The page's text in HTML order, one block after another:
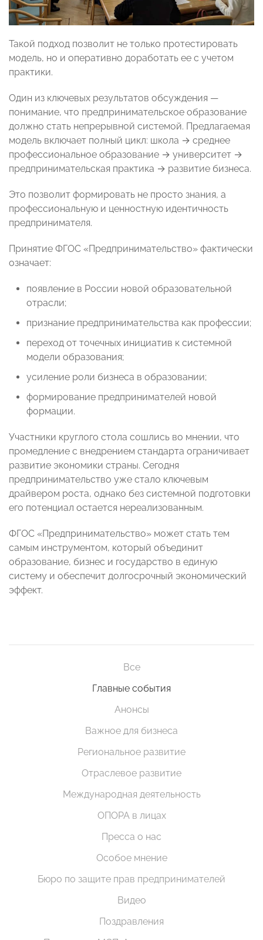
Такой подход позволит не только протестировать
модель, но и оперативно доработать ее с учетом
практики.
Один из ключевых результатов обсуждения —
понимание, что предпринимательское образование
должно стать непрерывной системой. Предлагаемая
модель включает полный цикл: школа → среднее
профессиональное образование → университет →
предпринимательская практика → развитие бизнеса.
Это позволит формировать не просто знания, а
профессиональную и ценностную идентичность
предпринимателя.
Принятие ФГОС «Предпринимательство» фактически
означает:
появление в России новой образовательной
отрасли;
признание предпринимательства как профессии;
переход от точечных инициатив к системной
модели образования;
усиление роли бизнеса в образовании;
формирование предпринимателей новой
формации.
Участники круглого стола сошлись во мнении, что
промедление с внедрением стандарта ограничивает
развитие экономики страны. Сегодня
предпринимательство уже стало ключевым
драйвером роста, однако без системной подготовки
его потенциал остается нереализованным.
ФГОС «Предпринимательство» может стать тем
самым инструментом, который объединит
образование, бизнес и государство в единую
систему и обеспечит долгосрочный экономический
эффект.
Все
Главные события
Анонсы
Важное для бизнеса
Региональное развитие
Отраслевое развитие
Международная деятельность
ОПОРА в лицах
Пресса о нас
Особое мнение
Бюро по защите прав предпринимателей
Видео
Поздравления